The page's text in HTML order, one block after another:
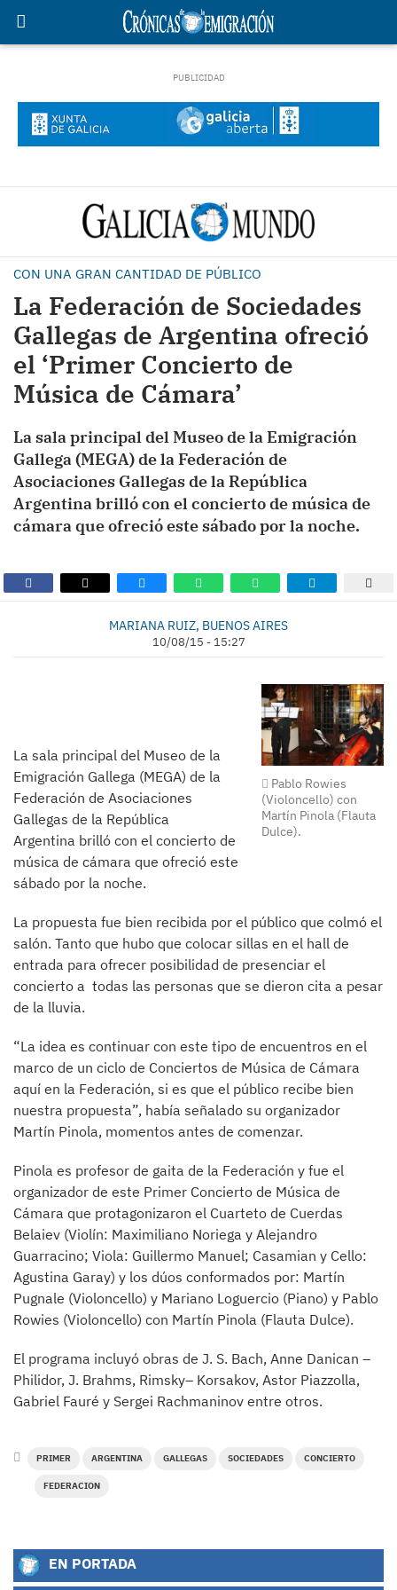
CON UNA GRAN CANTIDAD DE PÚBLICO
La Federación de Sociedades
Gallegas de Argentina ofreció
el ‘Primer Concierto de
Música de Cámara’
La sala principal del Museo de la Emigración
Gallega (MEGA) de la Federación de
Asociaciones Gallegas de la República
Argentina brilló con el concierto de música de
cámara que ofreció este sábado por la noche.
MARIANA RUIZ, BUENOS AIRES
10/08/15 - 15:27
Pablo Rowies
(Violoncello) con
Martín Pinola (Flauta
Dulce).
La sala principal del Museo de la
Emigración Gallega (MEGA) de la
Federación de Asociaciones
Gallegas de la República
Argentina brilló con el concierto de
música de cámara que ofreció este
sábado por la noche.
La propuesta fue bien recibida por el público que colmó el
salón. Tanto que hubo que colocar sillas en el hall de
entrada para ofrecer posibilidad de presenciar el
concierto a todas las personas que se dieron cita a pesar
de la lluvia.
“La idea es continuar con este tipo de encuentros en el
marco de un ciclo de Conciertos de Música de Cámara
aquí en la Federación, si es que el público recibe bien
nuestra propuesta”, había señalado su organizador
Martín Pinola, momentos antes de comenzar.
Pinola es profesor de gaita de la Federación y fue el
organizador de este Primer Concierto de Música de
Cámara que protagonizaron el Cuarteto de Cuerdas
Belaiev (Violín: Maximiliano Noriega y Alejandro
Guarracino; Viola: Guillermo Manuel; Casamian y Cello:
Agustina Garay) y los dúos conformados por: Martín
Pugnale (Violoncello) y Mariano Loguercio (Piano) y Pablo
Rowies (Violoncello) con Martín Pinola (Flauta Dulce).
El programa incluyó obras de J. S. Bach, Anne Danican –
Philidor, J. Brahms, Rimsky– Korsakov, Astor Piazzolla,
Gabriel Fauré y Sergei Rachmaninov entre otros.
PRIMER ARGENTINA GALLEGAS SOCIEDADES CONCIERTO
FEDERACION
EN PORTADA